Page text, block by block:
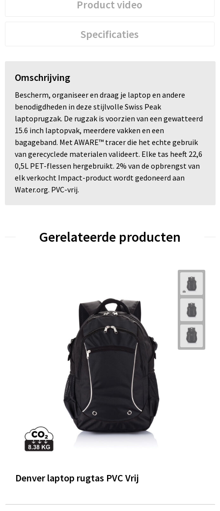
Product video
Specificaties
Omschrijving
Bescherm, organiseer en draag je laptop en andere
benodigdheden in deze stijlvolle Swiss Peak
laptoprugzak. De rugzak is voorzien van een gewatteerd
15.6 inch laptopvak, meerdere vakken en een
bagageband. Met AWARE™ tracer die het echte gebruik
van gerecyclede materialen valideert. Elke tas heeft 22,6
0,5L PET-flessen hergebruikt. 2% van de opbrengst van
elk verkocht Impact-product wordt gedoneerd aan
Water.org. PVC-vrij.
Gerelateerde producten
Denver laptop rugtas PVC Vrij